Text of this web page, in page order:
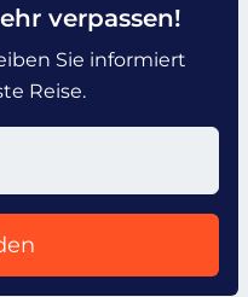
verpassen!
Sie informiert
Reise.